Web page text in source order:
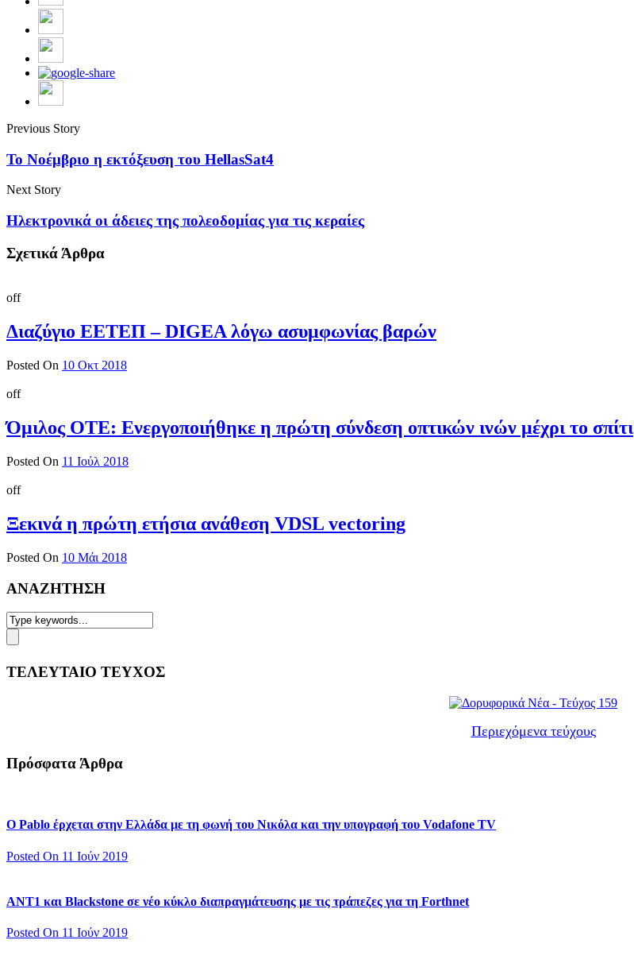
Previous Story
Το Νοέμβριο η εκτόξευση του HellasSat4
Next Story
Ηλεκτρονικά οι άδειες της πολεοδομίας για τις κεραίες
Σχετικά Άρθρα
off
Διαζύγιο ΕΕΤΕΠ – DIGEA λόγω ασυμφωνίας βαρών
Posted On 10 Οκτ 2018
off
Όμιλος ΟΤΕ: Ενεργοποιήθηκε η πρώτη σύνδεση οπτικών ινών μέχρι το σπίτι
Posted On 11 Ιούλ 2018
off
Ξεκινά η πρώτη ετήσια ανάθεση VDSL vectoring
Posted On 10 Μάι 2018
ΑΝΑΖΗΤΗΣΗ
ΤΕΛΕΥΤΑΙΟ ΤΕΥΧΟΣ
Περιεχόμενα τεύχους
Πρόσφατα Άρθρα
Ο Pablo έρχεται στην Ελλάδα με τη φωνή του Νικόλα και την υπογραφή του Vodafone TV
Posted On 11 Ιούν 2019
ΑΝΤ1 και Blackstone σε νέο κύκλο διαπραγμάτευσης με τις τράπεζες για τη Forthnet
Posted On 11 Ιούν 2019